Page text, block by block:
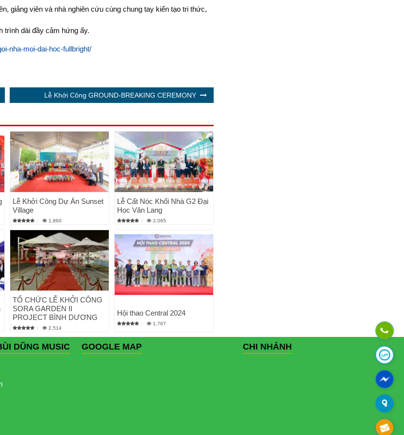
giảng viên và nhà nghiên cứu cùng chung tay kiến tạo tri thức,
trình dài đầy cảm hứng ấy.
nha-moi-dai-hoc-fullbright/
Lễ Khởi Công GROUND-BREAKING CEREMONY
Lễ Khởi Công Dự Án Sunset
Village
1,860
Lễ Cất Nóc Khối Nhà G2 Đại
Học Văn Lang
2,065
TỔ CHỨC LỄ KHỞI CÔNG
SORA GARDEN II
PROJECT BÌNH DƯƠNG
2,514
Hội thao Central 2024
1,767
DŨNG MUSIC GOOGLE MAP CHI NHÁNH